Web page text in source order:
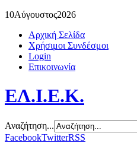
10Αύγουστος2026
Αρχική Σελίδα
Χρήσιμοι Συνδέσμοι
Login
Επικοινωνία
ΕΛ.Ι.Ε.Κ.
Αναζήτηση...
FacebookTwitterRSS